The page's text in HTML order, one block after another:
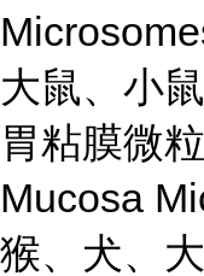
大鼠、小鼠
胃粘膜微
Mucosa
猴、犬、